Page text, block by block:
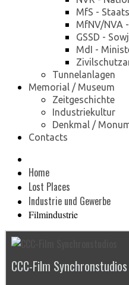
MfS -
MfNV/NVA
GSSD -
MdI -
Tunnelanlagen
Memorial / Museum
Zeitgeschichte
Industriekultur
Denkmal /
Contacts
Home
Lost Places
Industrie und Gewerbe
Filmindustrie
CCC-Film Synchronstudios